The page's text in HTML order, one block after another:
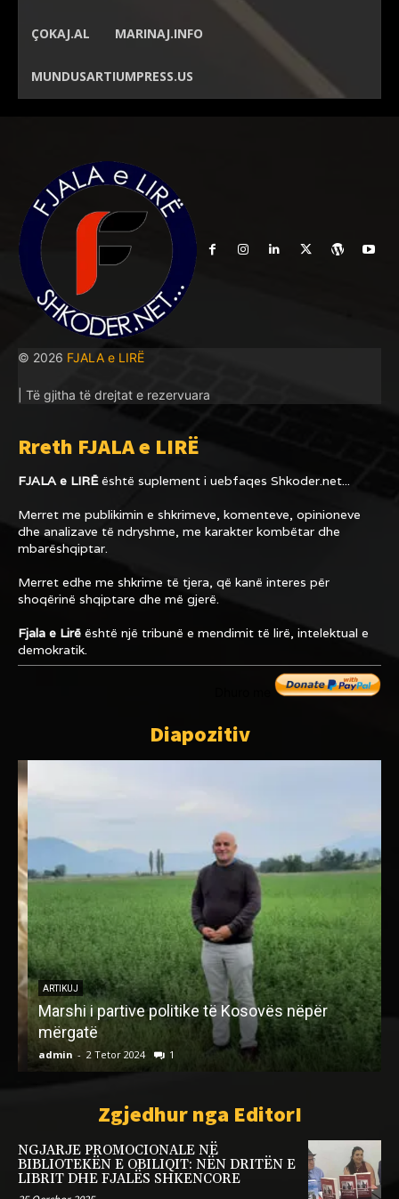
ÇOKAJ.AL MARINAJ.INFO
MUNDUSARTIUMPRESS.US
© 2026 FJALA e LIRË
| Të gjitha të drejtat e rezervuara
Rreth FJALA e LIRË
FJALA e LIRËështë suplement i uebfaqes Shkoder.net...
Merret me publikimin e shkrimeve, komenteve, opinioneve
dhe analizave të ndryshme, me karakter kombëtar dhe
mbarëshqiptar.
Merret edhe me shkrime të tjera, që kanë interes për
shoqërinë shqiptare dhe më gjerë.
Fjala e Lirë është një tribunë e mendimit të lirë, intelektual e
demokratik.
Diapozitiv
ARTIKUJ
Marshi i partive politike të Kosovës nëpër
mërgatë
admin - 2 Tetor 2024 1
Zgjedhur nga EditorI
NGJARJE PROMOCIONALE NË
BIBLIOTEKËN E OBILIQIT: NËN DRITËN E
LIBRIT DHE FJALËS SHKENCORE